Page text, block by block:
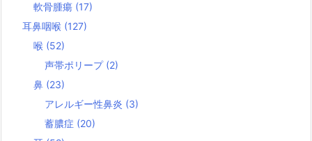
軟骨腫瘍 (17)
耳鼻咽喉 (127)
喉 (52)
声帯ポリープ (2)
鼻 (23)
アレルギー性鼻炎 (3)
蓄膿症 (20)